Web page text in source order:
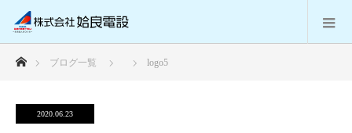
ホームブログ一覧 logo5
2020.06.23